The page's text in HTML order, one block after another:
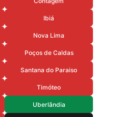
Ibiá
Nova Lima
Poços de Caldas
Santana do Paraiso
Timóteo
Uberlândia